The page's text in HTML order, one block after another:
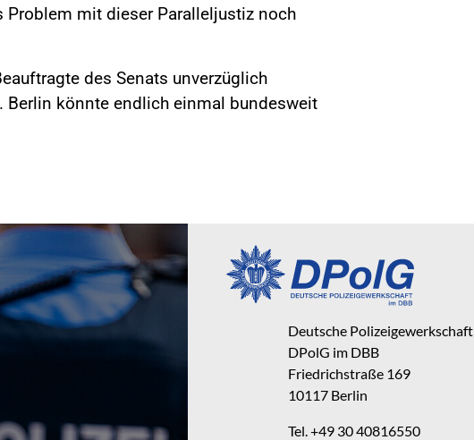
Problem mit dieser Paralleljustiz noch
des Senats unverzüglich
könnte endlich einmal bundesweit
Deutsche Polizeigewerkschaft
DPolG im DBB
Friedrichstraße 169
10117 Berlin
Tel. +49 30 40816550